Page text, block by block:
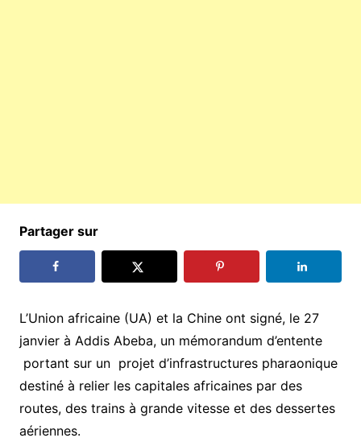
Partager sur
L’Union africaine (UA) et la Chine ont signé, le 27
janvier à Addis Abeba, un mémorandum d’entente
portant sur un projet d’infrastructures pharaonique
destiné à relier les capitales africaines par des
routes, des trains à grande vitesse et des dessertes
aériennes.